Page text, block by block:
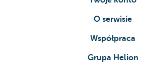
O serwisie
Współpraca
Grupa Helion